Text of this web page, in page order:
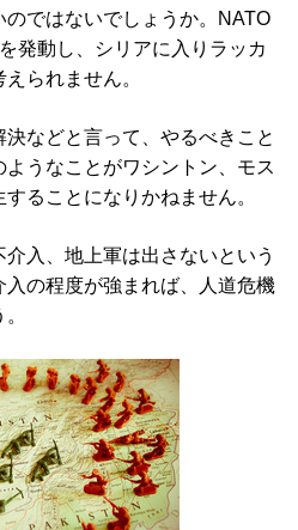
のではないでしょうか。NATO
発動し、シリアに入りラッカ
られません。
などと言って、やるべきこと
うなことがワシントン、モス
ることになりかねません。
入、地上軍は出さないという
の程度が強まれば、人道危機